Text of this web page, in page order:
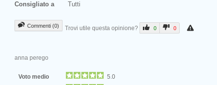
Consigliato a
Tutti
Commenti (0) Trovi utile questa opinione? 0 0
anna perego
Voto medio
5.0